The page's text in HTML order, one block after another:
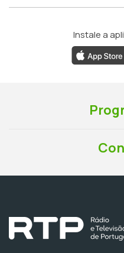
Instale a